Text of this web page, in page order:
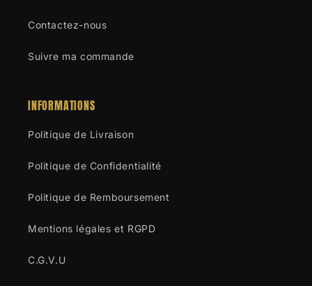
Contactez-nous
Suivre ma commande
INFORMATIONS
Politique de Livraison
Politique de Confidentialité
Politique de Remboursement
Mentions légales et RGPD
C.G.V.U